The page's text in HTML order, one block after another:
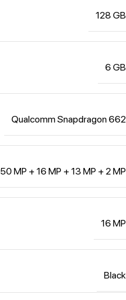
128 GB
6 GB
Qualcomm Snapdragon 662
50 MP + 16 MP + 13 MP + 2 MP
16 MP
Black